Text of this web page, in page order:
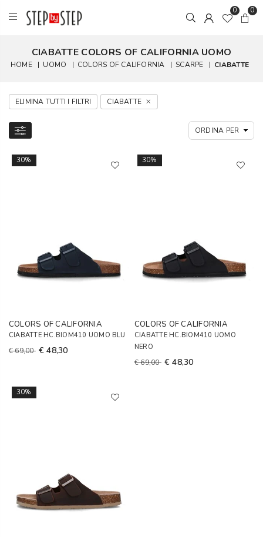
0 0
CIABATTE COLORS OF CALIFORNIA UOMO
HOME | UOMO | COLORS OF CALIFORNIA | SCARPE | CIABATTE
ELIMINA TUTTI I FILTRI CIABATTE
30%
COLORS OF CALIFORNIA
CIABATTE HC.BIOM410 UOMO BLU
€ 69,00 € 48,30
30%
COLORS OF CALIFORNIA
CIABATTE HC.BIOM410 UOMO
NERO
€ 69,00 € 48,30
30%